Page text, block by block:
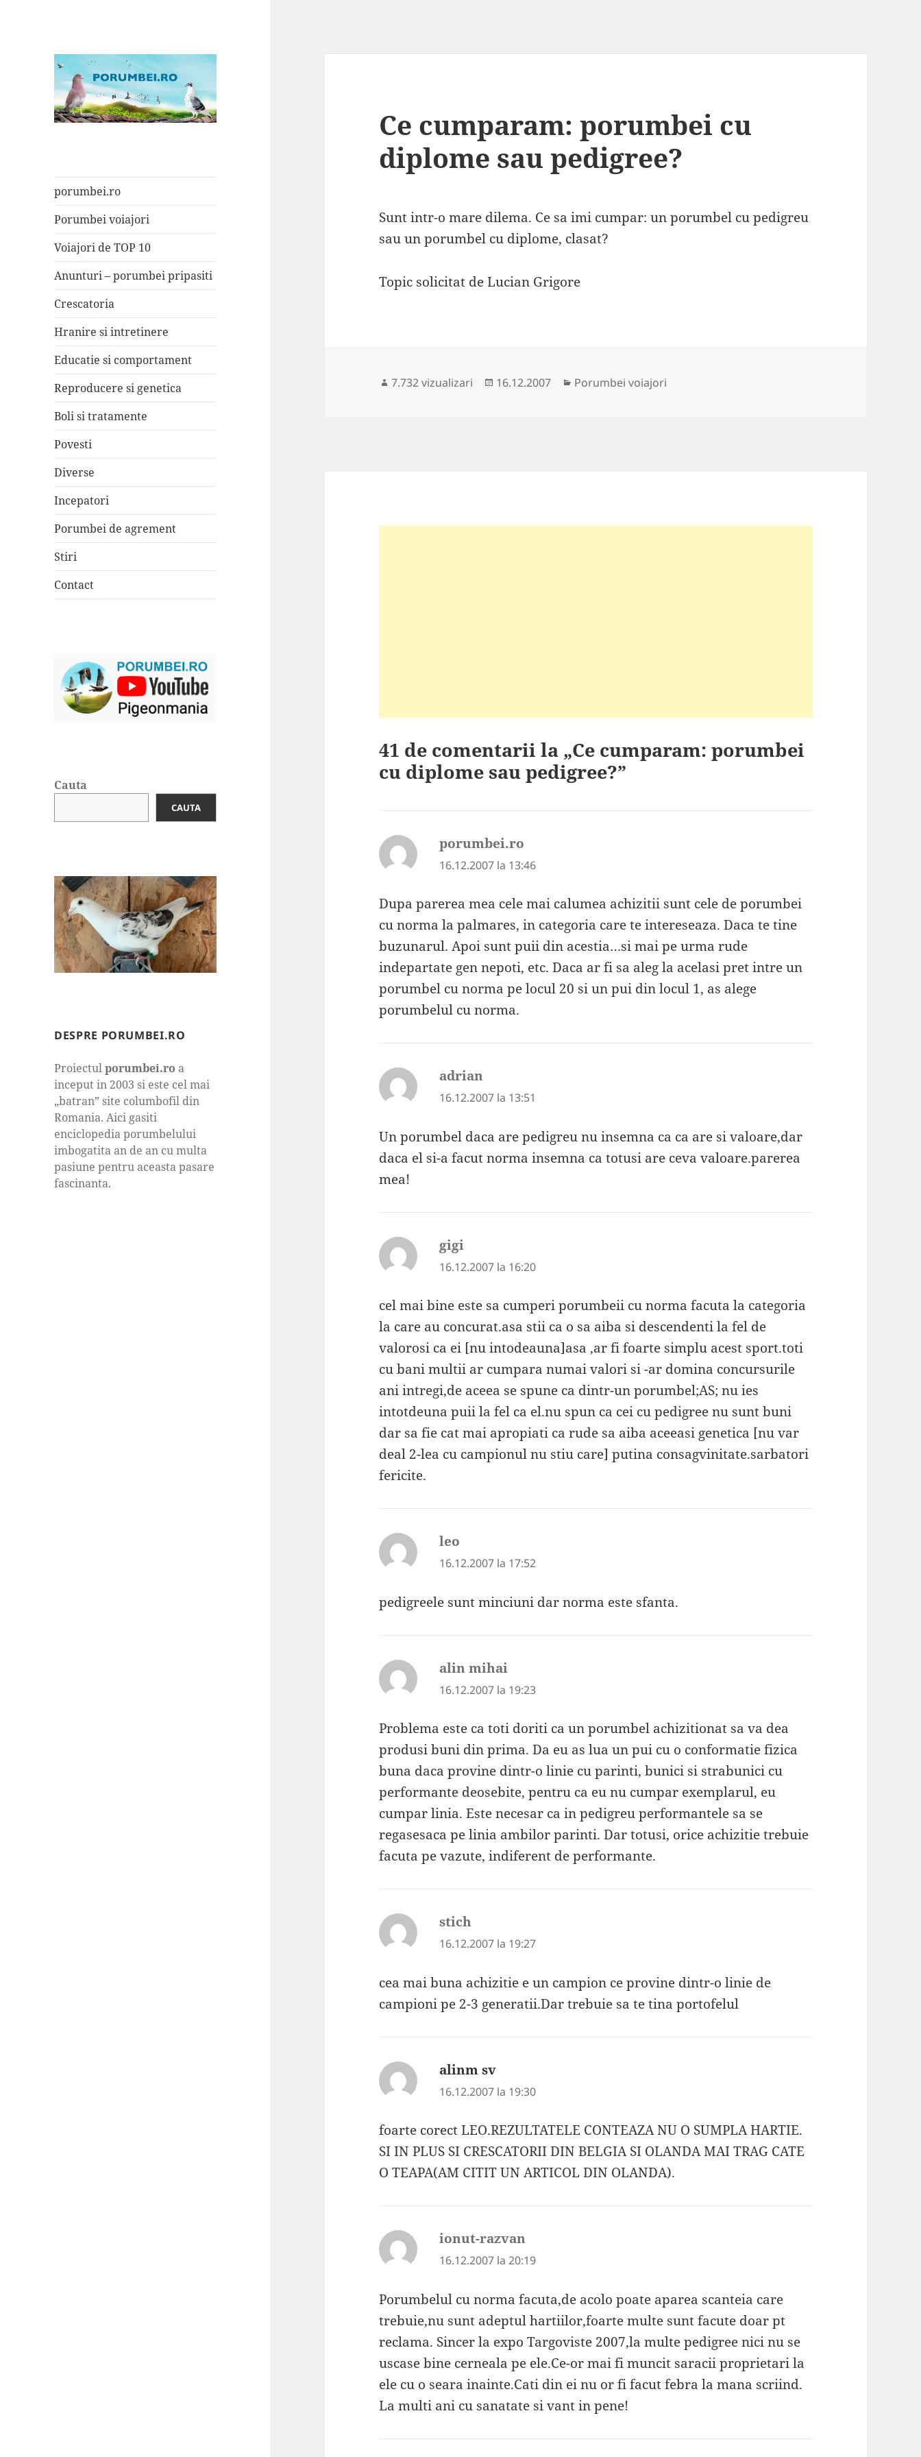
porumbei.ro
Porumbei voiajori
Voiajori de TOP 10
Anunturi – porumbei pripasiti
Crescatoria
Hranire si intretinere
Educatie si comportament
Reproducere si genetica
Boli si tratamente
Povesti
Diverse
Incepatori
Porumbei de agrement
Stiri
Contact
Cauta
CAUTA
DESPRE PORUMBEI.RO
Proiectulporumbei.ro a
inceput in 2003 si este cel mai
„batran” site columbofil din
Romania. Aici gasiti
enciclopedia porumbelului
imbogatita an de an cu multa
pasiune pentru aceasta pasare
fascinanta.
Ce cumparam: porumbei cu
diplome sau pedigree?
Sunt intr-o mare dilema. Ce sa imi cumpar: un porumbel cu pedigreu
sau un porumbel cu diplome, clasat?
Topic solicitat de Lucian Grigore
7.732 vizualizari
Publicat
16.12.2007 Categorii
Porumbei voiajori
41 de comentarii la „Ce cumparam: porumbei
cu diplome sau pedigree?”
porumbei.ro
16.12.2007 la 13:46
Dupa parerea mea cele mai calumea achizitii sunt cele de porumbei
cu norma la palmares, in categoria care te intereseaza. Daca te tine
buzunarul. Apoi sunt puii din acestia…si mai pe urma rude
indepartate gen nepoti, etc. Daca ar fi sa aleg la acelasi pret intre un
porumbel cu norma pe locul 20 si un pui din locul 1, as alege
porumbelul cu norma.
adrian
16.12.2007 la 13:51
Un porumbel daca are pedigreu nu insemna ca ca are si valoare,dar
daca el si-a facut norma insemna ca totusi are ceva valoare.parerea
mea!
gigi
16.12.2007 la 16:20
cel mai bine este sa cumperi porumbeii cu norma facuta la categoria
la care au concurat.asa stii ca o sa aiba si descendenti la fel de
valorosi ca ei [nu intodeauna]asa ,ar fi foarte simplu acest sport.toti
cu bani multii ar cumpara numai valori si -ar domina concursurile
ani intregi,de aceea se spune ca dintr-un porumbel;AS; nu ies
intotdeuna puii la fel ca el.nu spun ca cei cu pedigree nu sunt buni
dar sa fie cat mai apropiati ca rude sa aiba aceeasi genetica [nu var
deal 2-lea cu campionul nu stiu care] putina consagvinitate.sarbatori
fericite.
leo
16.12.2007 la 17:52
pedigreele sunt minciuni dar norma este sfanta.
alin mihai
16.12.2007 la 19:23
Problema este ca toti doriti ca un porumbel achizitionat sa va dea
produsi buni din prima. Da eu as lua un pui cu o conformatie fizica
buna daca provine dintr-o linie cu parinti, bunici si strabunici cu
performante deosebite, pentru ca eu nu cumpar exemplarul, eu
cumpar linia. Este necesar ca in pedigreu performantele sa se
regasesaca pe linia ambilor parinti. Dar totusi, orice achizitie trebuie
facuta pe vazute, indiferent de performante.
stich
16.12.2007 la 19:27
cea mai buna achizitie e un campion ce provine dintr-o linie de
campioni pe 2-3 generatii.Dar trebuie sa te tina portofelul
alinm sv
16.12.2007 la 19:30
foarte corect LEO.REZULTATELE CONTEAZA NU O SUMPLA HARTIE.
SI IN PLUS SI CRESCATORII DIN BELGIA SI OLANDA MAI TRAG CATE
O TEAPA(AM CITIT UN ARTICOL DIN OLANDA).
ionut-razvan
16.12.2007 la 20:19
Porumbelul cu norma facuta,de acolo poate aparea scanteia care
trebuie,nu sunt adeptul hartiilor,foarte multe sunt facute doar pt
reclama. Sincer la expo Targoviste 2007,la multe pedigree nici nu se
uscase bine cerneala pe ele.Ce-or mai fi muncit saracii proprietari la
ele cu o seara inainte.Cati din ei nu or fi facut febra la mana scriind.
La multi ani cu sanatate si vant in pene!